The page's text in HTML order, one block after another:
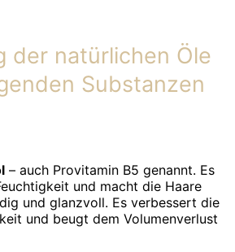
der natürlichen Öle
Substanzen
– auch Provitamin B5 genannt. Es
und macht die Haare
und glanzvoll. Es verbessert die
und beugt dem Volumenverlust